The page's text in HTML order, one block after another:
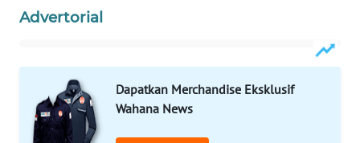
Advertorial
Dapatkan Merchandise Eksklusif
Wahana News
TRAVEL
TV
WAHANANEWS
ID